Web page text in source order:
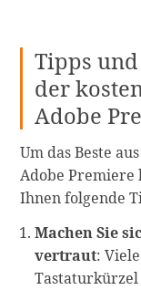
Tipps
der
Adobe
Um das Beste
Adobe
Ihnen folgende
Machen Sie
vertraut: